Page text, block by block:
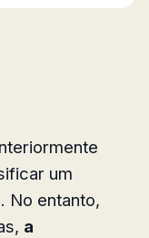
um
No entanto,
a